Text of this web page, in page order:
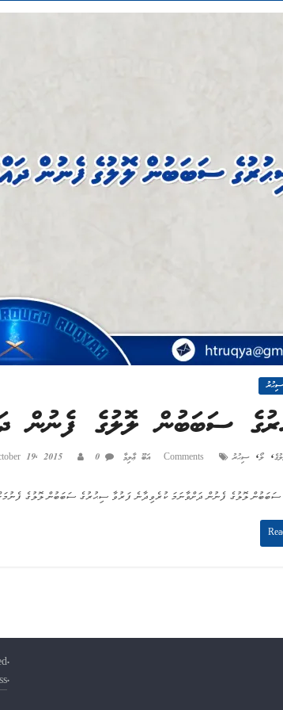
ސިޙުރު
ސަބަބުން ލޮލުގެ ފެނުން
19, 2015 އަބޫ ޢާލިމާ 0 Comments , ލޯ,ސިޙުރު
ލޮލުގެ ފެނުން ދަށްވާނަމަ ކުރެވިދާނެ ފަރުވާ ސިޙުރުގެ ސަބަބުން ލޮލުގެ
.